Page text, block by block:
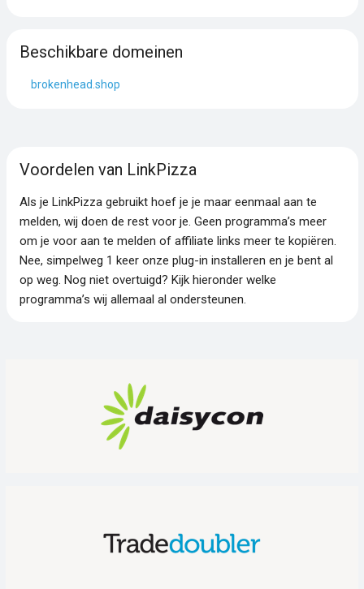
Beschikbare domeinen
brokenhead.shop
Voordelen van LinkPizza
Als je LinkPizza gebruikt hoef je je maar eenmaal aan te
melden, wij doen de rest voor je. Geen programma’s meer
om je voor aan te melden of affiliate links meer te kopiëren.
Nee, simpelweg 1 keer onze plug-in installeren en je bent al
op weg. Nog niet overtuigd? Kijk hieronder welke
programma’s wij allemaal al ondersteunen.